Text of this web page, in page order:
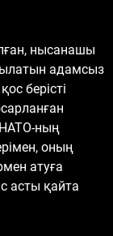
нысанашы
адамсыз
берісті
НАТО-ның
оның
атуға
асты қайта